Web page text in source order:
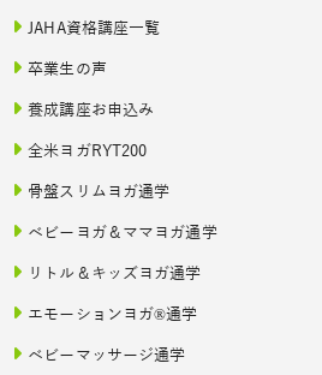
JAHA資格講座一覧
卒業生の声
養成講座お申込み
全米ヨガRYT200
骨盤スリムヨガ通学
ベビーヨガ＆ママヨガ通学
リトル＆キッズヨガ通学
エモーションヨガ®通学
ベビーマッサージ通学